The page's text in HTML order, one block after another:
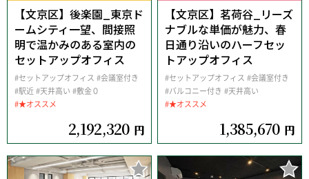
【文京区】後楽園_東京ド
ームシティ一望、間接照
明で温かみのある室内の
セットアップオフィス
#セットアップオフィス #会議室付き
#駅近#天井高い #敷金０
#★オススメ
2,192,320 円
【文京区】茗荷谷_リーズ
ナブルな単価が魅力、春
日通り沿いのハーフセッ
トアップオフィス
#セットアップオフィス #会議室付き
#バルコニー付き #天井高い
#★オススメ
1,385,670 円